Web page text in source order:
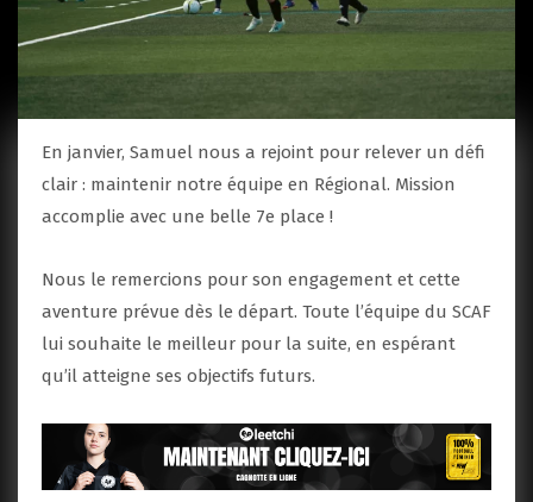
En janvier, Samuel nous a rejoint pour relever un défi
clair : maintenir notre équipe en Régional. Mission
accomplie avec une belle 7e place !
Nous le remercions pour son engagement et cette
aventure prévue dès le départ. Toute l’équipe du SCAF
lui souhaite le meilleur pour la suite, en espérant
qu’il atteigne ses objectifs futurs.